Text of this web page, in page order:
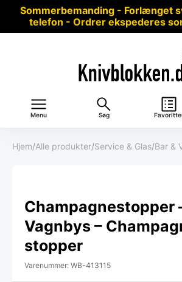
Sommerbemanding - Forlænget
telefon - Ordrer ekspederes
Menu Søg
Hjem/Alle produkter/Service & Glas/Bar &
Champagnestopper
Vagnbys –
stopper
Varenummer: WB-413115